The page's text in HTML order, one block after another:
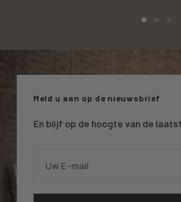
1
2 3
Meld u aan op de nieuwsbrief
En blijf op de hoogte van de
Uw E-mail